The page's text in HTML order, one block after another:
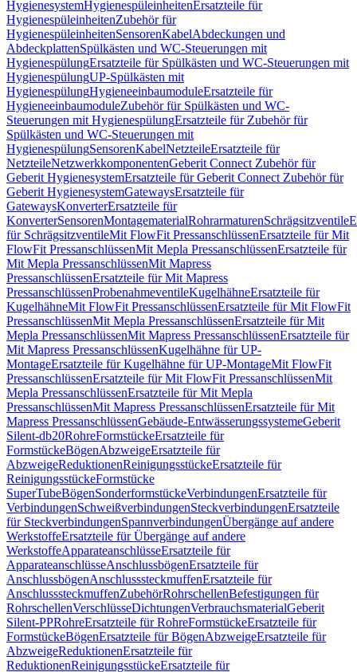
HygienesystemHygienespüleinheitenErsatzteile für
HygienespüleinheitenZubehör für
HygienespüleinheitenSensorenKabelAbdeckungen und
AbdeckplattenSpülkästen und WC-Steuerungen mit
HygienespülungErsatzteile für Spülkästen und WC-Steuerungen mit
HygienespülungUP-Spülkästen mit
HygienespülungHygieneeinbaumoduleErsatzteile für
HygieneeinbaumoduleZubehör für Spülkästen und WC-
Steuerungen mit HygienespülungErsatzteile für Zubehör für
Spülkästen und WC-Steuerungen mit
HygienespülungSensorenKabelNetzteileErsatzteile für
NetzteileNetzwerkkomponentenGeberit Connect Zubehör für
Geberit HygienesystemErsatzteile für Geberit Connect Zubehör für
Geberit HygienesystemGatewaysErsatzteile für
GatewaysKonverterErsatzteile für
KonverterSensorenMontagematerialRohrarmaturenSchrägsitzventile
für SchrägsitzventileMit FlowFit PressanschlüssenErsatzteile für Mit
FlowFit PressanschlüssenMit Mepla PressanschlüssenErsatzteile für
Mit Mepla PressanschlüssenMit Mapress
PressanschlüssenErsatzteile für Mit Mapress
PressanschlüssenProbenahmeventileKugelhähneErsatzteile für
KugelhähneMit FlowFit PressanschlüssenErsatzteile für Mit FlowFit
PressanschlüssenMit Mepla PressanschlüssenErsatzteile für Mit
Mepla PressanschlüssenMit Mapress PressanschlüssenErsatzteile für
Mit Mapress PressanschlüssenKugelhähne für UP-
MontageErsatzteile für Kugelhähne für UP-MontageMit FlowFit
PressanschlüssenErsatzteile für Mit FlowFit PressanschlüssenMit
Mepla PressanschlüssenErsatzteile für Mit Mepla
PressanschlüssenMit Mapress PressanschlüssenErsatzteile für Mit
Mapress PressanschlüssenGebäude-EntwässerungssystemeGeberit
Silent-db20RohreFormstückeErsatzteile für
FormstückeBögenAbzweigeErsatzteile für
AbzweigeReduktionenReinigungsstückeErsatzteile für
ReinigungsstückeFormstücke
SuperTubeBögenSonderformstückeVerbindungenErsatzteile für
VerbindungenSchweißverbindungenSteckverbindungenErsatzteile
für SteckverbindungenSpannverbindungenÜbergänge auf andere
WerkstoffeErsatzteile für Übergänge auf andere
WerkstoffeApparateanschlüsseErsatzteile für
ApparateanschlüsseAnschlussbögenErsatzteile für
AnschlussbögenAnschlusssteckmuffenErsatzteile für
AnschlusssteckmuffenZubehörRohrschellenBefestigungen für
RohrschellenVerschlüsseDichtungenVerbrauchsmaterialGeberit
Silent-PPRohreErsatzteile für RohreFormstückeErsatzteile für
FormstückeBögenErsatzteile für BögenAbzweigeErsatzteile für
AbzweigeReduktionenErsatzteile für
ReduktionenReinigungsstückeErsatzteile für